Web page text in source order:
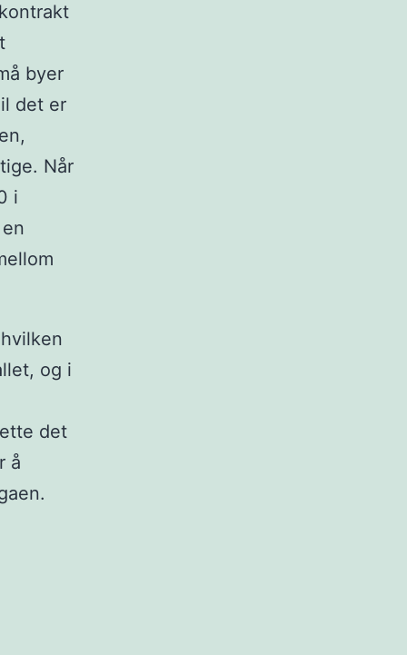
byer
det er
Når
i
og i
det
å